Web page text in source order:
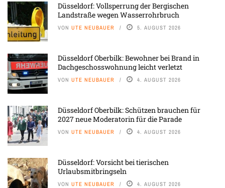
Düsseldorf: Vollsperrung der Bergischen
Landstraße wegen Wasserrohrbruch
VON UTE NEUBAUER 5. AUGUST 2026
Düsseldorf Oberbilk: Bewohner bei Brand in
Dachgeschosswohnung leicht verletzt
VON UTE NEUBAUER 4. AUGUST 2026
Düsseldorf Oberbilk: Schützen brauchen für
2027 neue Moderatorin für die Parade
VON UTE NEUBAUER 4. AUGUST 2026
Düsseldorf: Vorsicht bei tierischen
Urlaubsmitbringseln
VON UTE NEUBAUER 4. AUGUST 2026